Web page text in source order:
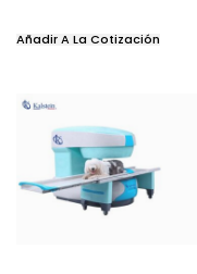
Añadir A La Cotización